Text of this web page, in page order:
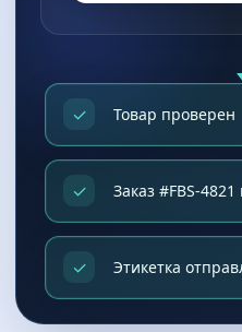
✓ Товар проверен
✓ Заказ #FBS-
✓ Этикетка